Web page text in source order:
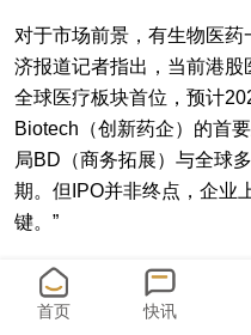
对于市场前景，有生物医
济报道记者指出，当前港
全球医疗板块首位，预计
Biotech（创新药企）的首
局BD（商务拓展）与全球
期。但IPO并非终点，企业
键。”
值得关注的是，香港证监
致函，明确在鼓励上市申
首页 快讯